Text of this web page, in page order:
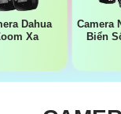
Dahua
Xa
Camera
Biển